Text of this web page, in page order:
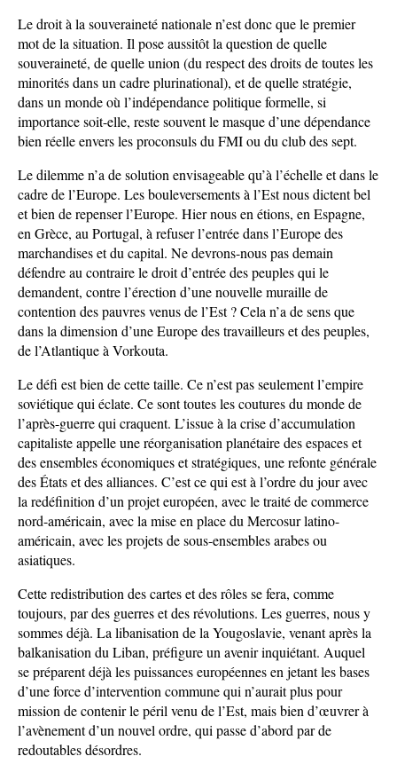
Le droit à la souveraineté nationale n’est donc que le premier
mot de la situation. Il pose aussitôt la question de quelle
souveraineté, de quelle union (du respect des droits de toutes les
minorités dans un cadre plurinational), et de quelle stratégie,
dans un monde où l’indépendance politique formelle, si
importance soit-elle, reste souvent le masque d’une dépendance
bien réelle envers les proconsuls du FMI ou du club des sept.
Le dilemme n’a de solution envisageable qu’à l’échelle et dans le
cadre de l’Europe. Les bouleversements à l’Est nous dictent bel
et bien de repenser l’Europe. Hier nous en étions, en Espagne,
en Grèce, au Portugal, à refuser l’entrée dans l’Europe des
marchandises et du capital. Ne devrons-nous pas demain
défendre au contraire le droit d’entrée des peuples qui le
demandent, contre l’érection d’une nouvelle muraille de
contention des pauvres venus de l’Est ? Cela n’a de sens que
dans la dimension d’une Europe des travailleurs et des peuples,
de l’Atlantique à Vorkouta.
Le défi est bien de cette taille. Ce n’est pas seulement l’empire
soviétique qui éclate. Ce sont toutes les coutures du monde de
l’après-guerre qui craquent. L’issue à la crise d’accumulation
capitaliste appelle une réorganisation planétaire des espaces et
des ensembles économiques et stratégiques, une refonte générale
des États et des alliances. C’est ce qui est à l’ordre du jour avec
la redéfinition d’un projet européen, avec le traité de commerce
nord-américain, avec la mise en place du Mercosur latino-
américain, avec les projets de sous-ensembles arabes ou
asiatiques.
Cette redistribution des cartes et des rôles se fera, comme
toujours, par des guerres et des révolutions. Les guerres, nous y
sommes déjà. La libanisation de la Yougoslavie, venant après la
balkanisation du Liban, préfigure un avenir inquiétant. Auquel
se préparent déjà les puissances européennes en jetant les bases
d’une force d’intervention commune qui n’aurait plus pour
mission de contenir le péril venu de l’Est, mais bien d’œuvrer à
l’avènement d’un nouvel ordre, qui passe d’abord par de
redoutables désordres.